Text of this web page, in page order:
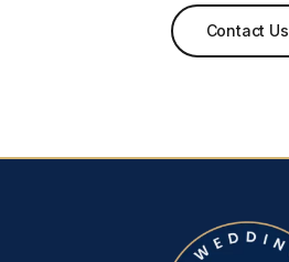
Contact Us